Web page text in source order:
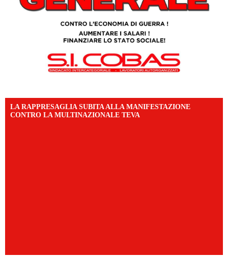
LA RAPPRESAGLIA SUBITA ALLA MANIFESTAZIONE
CONTRO LA MULTINAZIONALE TEVA